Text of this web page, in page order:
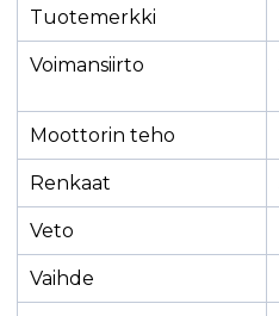
Tuotemerkki
Voimansiirto
Moottorin teho
Renkaat
Veto
Vaihde